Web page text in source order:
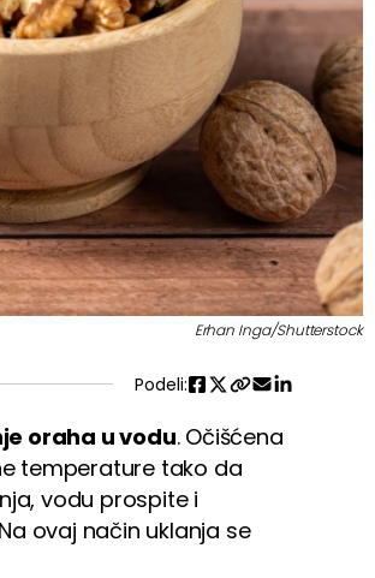
Erhan Inga/Shutterstock
Podeli:
oraha u vodu. Očišćena
temperature tako da
vodu prospite i
ovaj način uklanja se